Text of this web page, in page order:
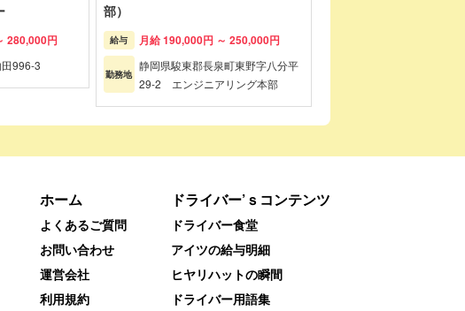
280,000円
996-3
部）
給与 月給 190,000円 ～ 250,000円
勤務地
静岡県駿東郡長泉町東野字八分平
29-2 エンジニアリング本部
ホーム
よくあるご質問
お問い合わせ
運営会社
利用規約
ドライバー’ｓコンテンツ
ドライバー食堂
アイツの給与明細
ヒヤリハットの瞬間
ドライバー用語集